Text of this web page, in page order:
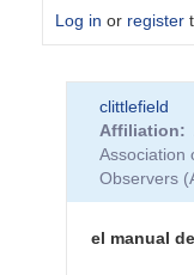
Log in or register
clittlefield
Affiliation
Association
Observers
el manual